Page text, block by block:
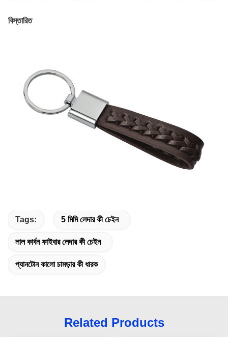
বিস্তারিত
Tags: 5 মিমি লেদার কী চেইন
লাল কার্বন ফাইবার লেদার কী চেইন
প্যানটোন কালো চামড়ার কী ধারক
Related Products